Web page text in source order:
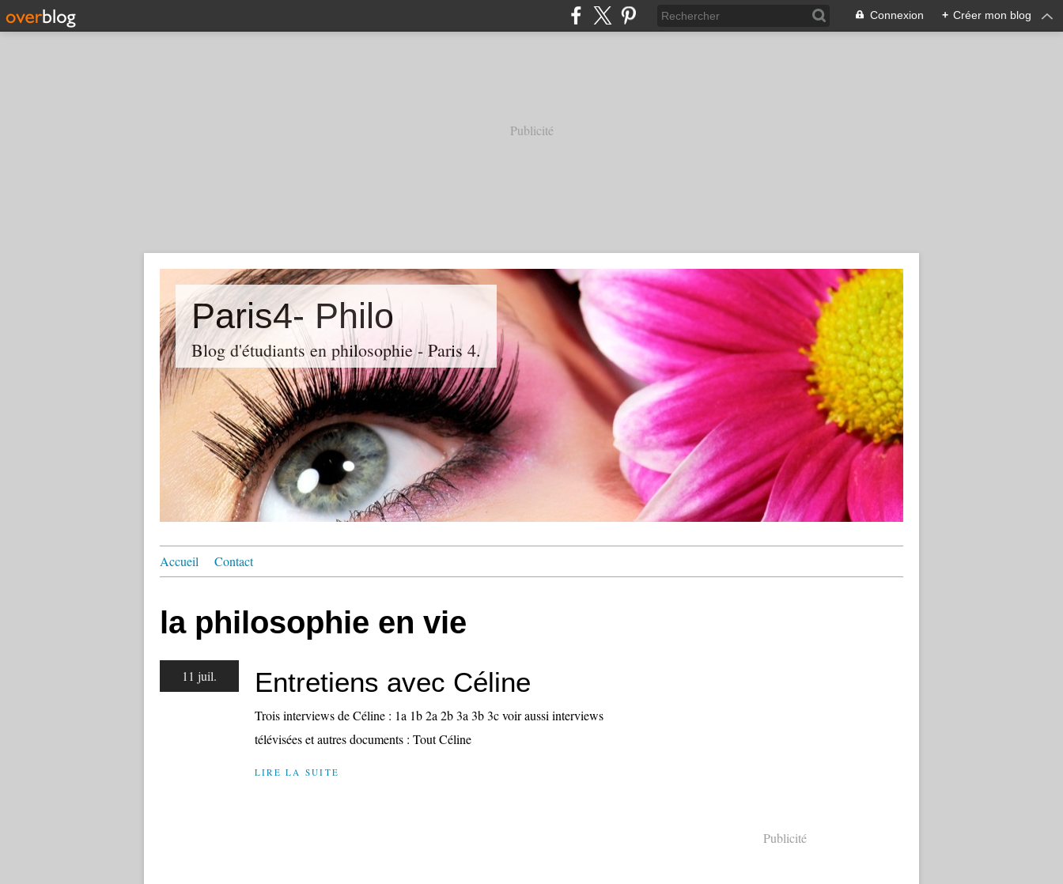
Connexion + Créer mon blog
Publicité
Paris4- Philo
Blog d'étudiants en philosophie - Paris 4.
Accueil Contact
la philosophie en vie
11 juil. Entretiens avec Céline
Trois interviews de Céline : 1a 1b 2a 2b 3a 3b 3c voir aussi interviews
télévisées et autres documents : Tout Céline
LIRE LA SUITE
Publicité